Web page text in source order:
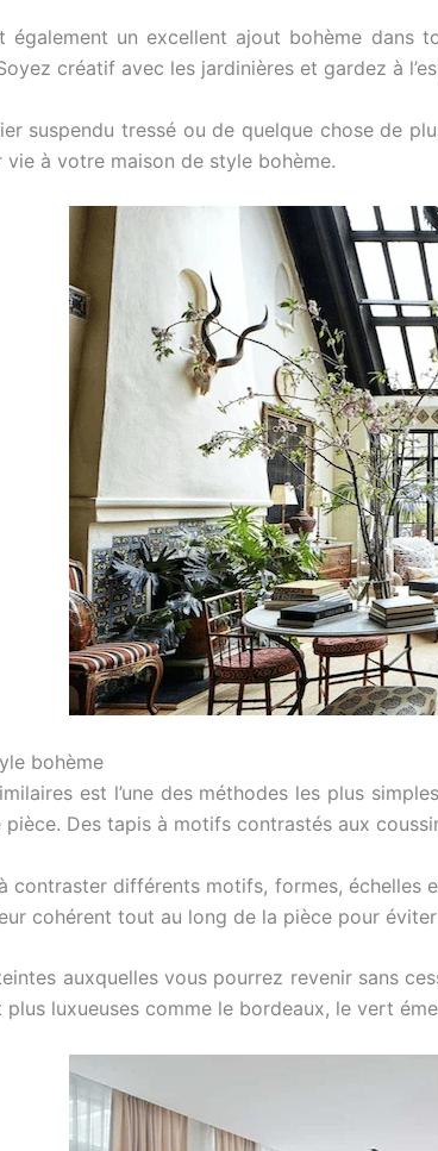
également un excellent ajout bohème dans
créatif avec les jardinières et gardez à
suspendu tressé ou de quelque chose
à votre maison de style bohème.
bohème
est l’une des méthodes les plus
pièce. Des tapis à motifs contrastés aux
contraster différents motifs, formes, échelles
cohérent tout au long de la pièce pour
auxquelles vous pourrez revenir sans
luxueuses comme le bordeaux, le vert